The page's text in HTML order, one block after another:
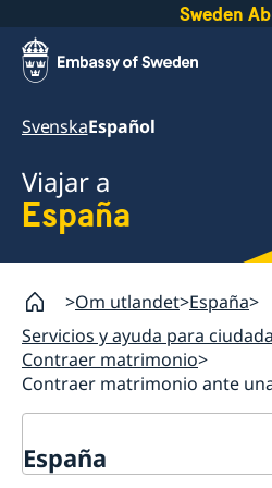
Sweden
SvenskaEspañol
Viajar a
España
Om utlandet España
Servicios y ayuda para
Contraer matrimonio
Contraer matrimonio ante
España